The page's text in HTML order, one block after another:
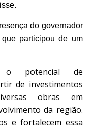
do governador
participou de um
o potencial de
de investimentos
obras em
da região.
e fortalecem essa